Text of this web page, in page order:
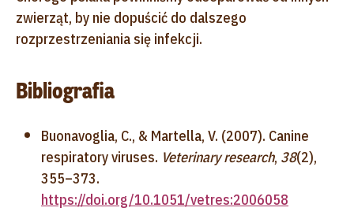
zwierząt, by nie dopuścić do dalszego
rozprzestrzeniania się infekcji.
Bibliografia
Buonavoglia, C., & Martella, V. (2007). Canine
respiratory viruses. Veterinary research, 38(2),
355–373.
https://doi.org/10.1051/vetres:2006058